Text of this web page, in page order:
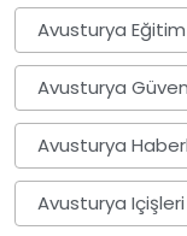
Avusturya
Avusturya
Avusturya
Avusturya Içişleri